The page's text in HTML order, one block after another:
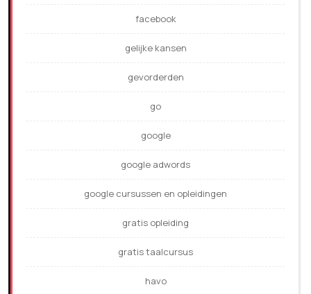
facebook
gelijke kansen
gevorderden
go
google
google adwords
google cursussen en opleidingen
gratis opleiding
gratis taalcursus
havo